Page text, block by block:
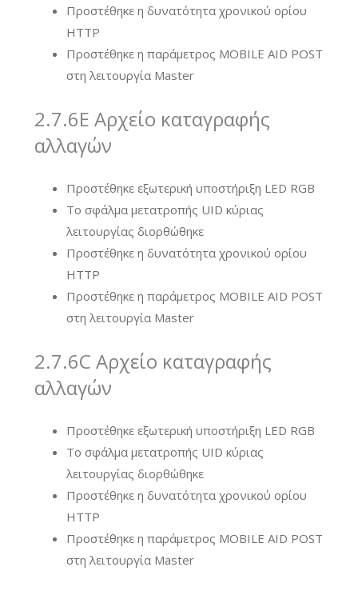
Προστέθηκε η δυνατότητα χρονικού ορίου
HTTP
Προστέθηκε η παράμετρος MOBILE AID POST
στη λειτουργία Master
2.7.6E Αρχείο καταγραφής
αλλαγών
Προστέθηκε εξωτερική υποστήριξη LED RGB
Το σφάλμα μετατροπής UID κύριας
λειτουργίας διορθώθηκε
Προστέθηκε η δυνατότητα χρονικού ορίου
HTTP
Προστέθηκε η παράμετρος MOBILE AID POST
στη λειτουργία Master
2.7.6C Αρχείο καταγραφής
αλλαγών
Προστέθηκε εξωτερική υποστήριξη LED RGB
Το σφάλμα μετατροπής UID κύριας
λειτουργίας διορθώθηκε
Προστέθηκε η δυνατότητα χρονικού ορίου
HTTP
Προστέθηκε η παράμετρος MOBILE AID POST
στη λειτουργία Master